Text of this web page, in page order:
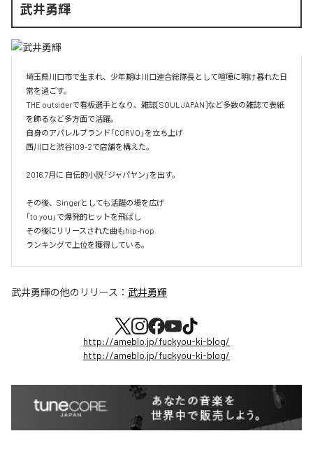
武井勇輝
埼玉県川口市で生まれ、少年期は川口連合総隊長として喧嘩に明け暮れた日
常を過ごす。
THE outsiderで看板選手となり、雑誌[SOUL JAPAN]など多数の雑誌で表紙
を飾るなど多方面で活躍。
自身のアパレルブランド「CORVO」を立ち上げ
西川口と渋谷109-2で店舗を構えた。
2016.7月に 自伝的小説「ジャパヤン」を出す。
その後、Singerとしても活躍の場を広げ
「to you」で爆発的ヒットを飛ばし
その後にリリースされた曲もhip-hop
ランキングで上位を獲得している。
武井勇輝の他のリリース： 武井勇輝
http://ameblo.jp/fuckyou-ki-blog/
http://ameblo.jp/fuckyou-ki-blog/